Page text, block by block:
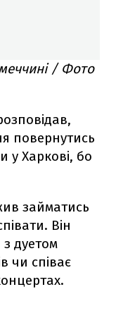
/ Фото
повернутись
у Харкові, бо
займатись
Він
дуетом
чи співає